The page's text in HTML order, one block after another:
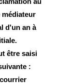
médiateur
d'un an à
être saisi
: